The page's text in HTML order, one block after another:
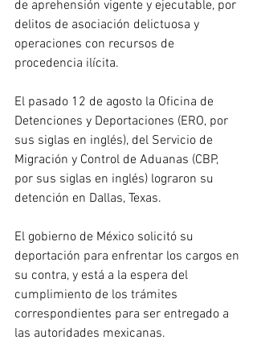
de aprehensión vigente y ejecutable, por
delitos de asociación delictuosa y
operaciones con recursos de
procedencia ilícita.
El pasado 12 de agosto la Oficina de
Detenciones y Deportaciones (ERO, por
sus siglas en inglés), del Servicio de
Migración y Control de Aduanas (CBP,
por sus siglas en inglés) lograron su
detención en Dallas, Texas.
El gobierno de México solicitó su
deportación para enfrentar los cargos en
su contra, y está a la espera del
cumplimiento de los trámites
correspondientes para ser entregado a
las autoridades mexicanas.